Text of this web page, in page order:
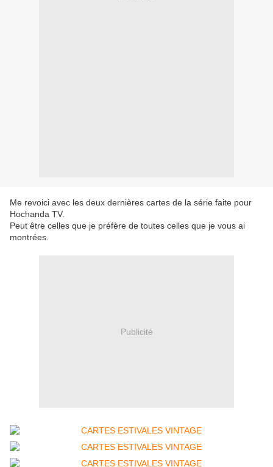
Me revoici avec les deux dernières cartes de la série faite pour
Hochanda TV.
Peut être celles que je préfère de toutes celles que je vous ai
montrées.
Publicité